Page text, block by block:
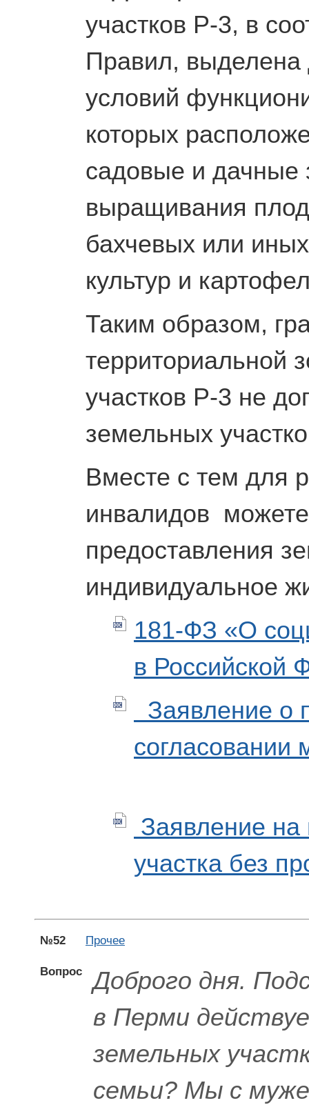
участков Р-3, в
Правил, выделена
условий
которых
садовые и дачные
выращивания
бахчевых или
культур и
Таким образом,
территориальной
участков Р-3 не
земельных
Вместе с тем для
инвалидов
предоставления
индивидуальное
181-ФЗ «О
в Российской
Заявление о
согласовании
Заявление на
участка без
№52 Прочее
Вопрос
Доброго дня.
в Перми
земельных
семьи? Мы с